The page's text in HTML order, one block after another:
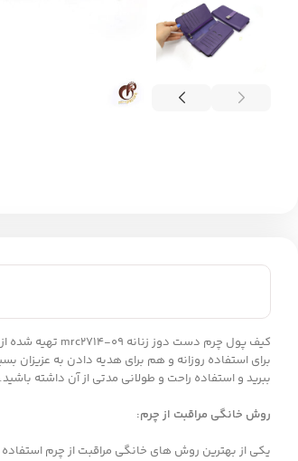
برای استفاده روزانه و هم برای هدیه دادن به
ببرید و استفاده راحت و طولانی مدتی از آن داشته باشید.
روش خانگی مراقبت از چرم:
یکی از بهترین روش های خانگی مراقبت از چرم استفاده